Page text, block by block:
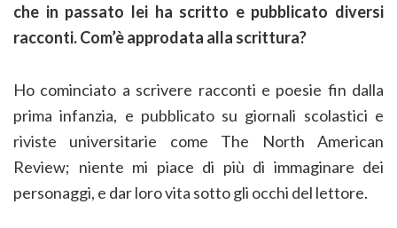
che in passato lei ha scritto e pubblicato diversi
racconti. Com’è approdata alla scrittura?
Ho cominciato a scrivere racconti e poesie fin dalla
prima infanzia, e pubblicato su giornali scolastici e
riviste universitarie come The North American
Review; niente mi piace di più di immaginare dei
personaggi, e dar loro vita sotto gli occhi del lettore.